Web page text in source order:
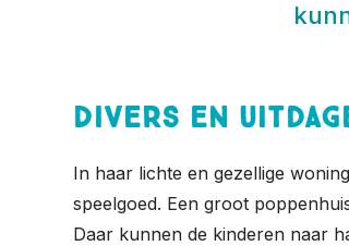
Divers en
In haar lichte en gezellige
speelgoed. Een groot
Daar kunnen de kinderen naar